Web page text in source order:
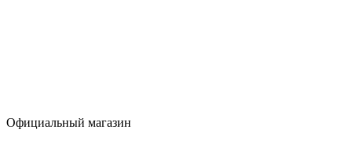
Официальный магазин